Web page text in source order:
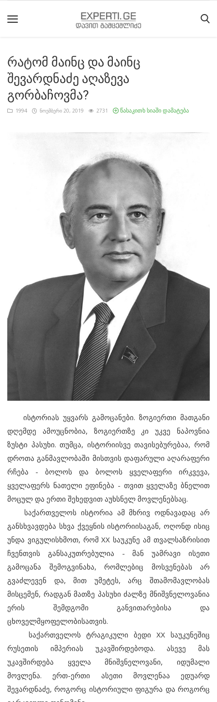
მთავარი
მიმდინარე
მოვლენები
რატომ მაინც და მაინც
შევარდნაძე აღაზევა
გორბაჩოვმა?
1994 ნოემბერი 20, 2019 2731 წასაკითხ სიაში დამატება
ისტორიას უყვარს გამოცანები. ზოგიერთი მათგანი
დღემდე ამოუცნობია, ზოგიერთზე კი უკვე ნაპოვნია
ზუსტი პასუხი. თუმცა, ისტორიისვე თავისებურებაა, რომ
დროთა განმავლობაში მისთვის დაფარული აღარაფერი
რჩება - ბოლოს და ბოლოს ყველაფერი ირკვევა,
ყველაფერს ნათელი ეფინება - თვით ყველაზე ბნელით
მოცულ და ერთი შეხედვით აუხსნელ მოვლენებსაც.
საქართველოს ისტორია ამ მხრივ ოდნავადაც არ
განსხვავდება სხვა ქვეყნის ისტორიისაგან, ოღონდ ისიც
უნდა ვიგულისხმოთ, რომ XX საუკუნე ამ თვალსაზრისით
ჩვენთვის განსაკუთრებულია - მან უამრავი ისეთი
გამოცანა შემოგვინახა, რომლებიც მოსვენებას არ
გვაძლევენ და, მით უმეტეს, არც შთამომავლობას
მისცემენ, რადგან მათზე პასუხი ძალზე მნიშვნელოვანია
ერის შემდგომი განვითარებისა და
ცხოველმყოფელობისათვის.
საქართველოს ტრაგიკული ბედი XX საუკუნეშიც
რუსეთის იმპერიას უკავშირდებოდა. ასევე მას
უკავშირდება ყველა მნიშვნელოვანი, იდუმალი
მოვლენა. ერთ-ერთი ასეთი მოვლენაა ედუარდ
შევარდნაძე, როგორც ისტორიული ფიგურა და როგორც